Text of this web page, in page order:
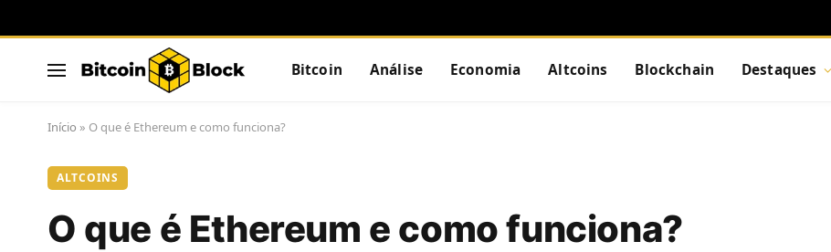
Bitcoin Análise Economia Altcoins Blockchain Destaques
Início » O que é Ethereum e como funciona?
ALTCOINS
O que é Ethereum e como funciona?